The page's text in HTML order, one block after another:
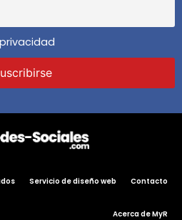
Servicio de diseño web Contacto
Acerca de MyR